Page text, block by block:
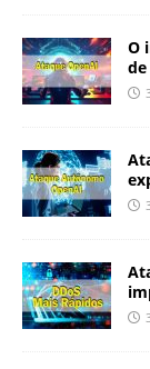
O